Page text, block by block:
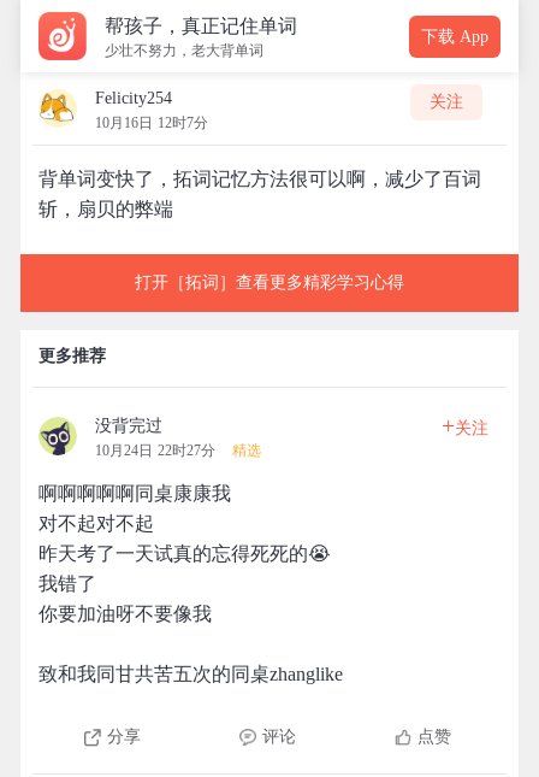
帮孩子，真正记住单词
少壮不努力，老大背单词
下载 App
Felicity254
10月16日 12时7分
关注
背单词变快了，拓词记忆方法很可以啊，减少了百词
斩，扇贝的弊端
打开［拓词］查看更多精彩学习心得
更多推荐
没背完过
10月24日 22时27分 精选
+关注
啊啊啊啊啊同桌康康我
对不起对不起
昨天考了一天试真的忘得死死的😭
我错了
你要加油呀不要像我
致和我同甘共苦五次的同桌zhanglike
分享 评论 点赞